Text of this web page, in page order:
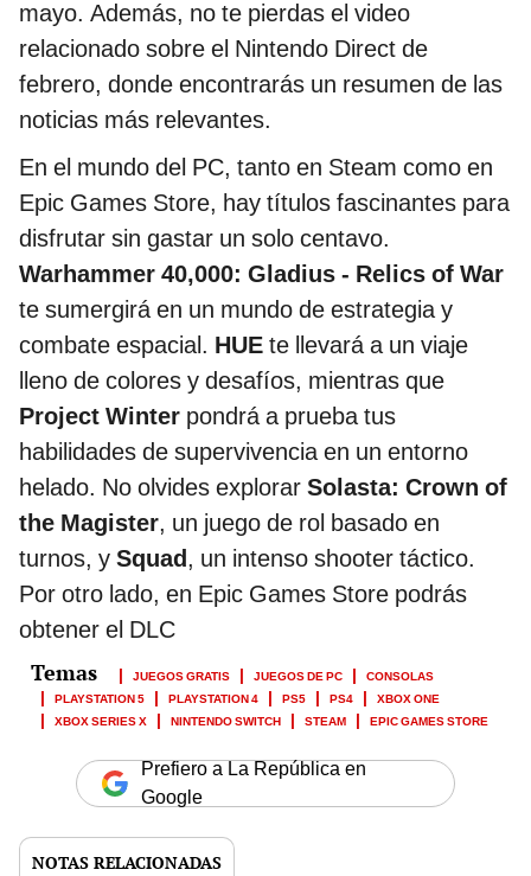
mayo. Además, no te pierdas el video
relacionado sobre el Nintendo Direct de
febrero, donde encontrarás un resumen de las
noticias más relevantes.
En el mundo del PC, tanto en Steam como en
Epic Games Store, hay títulos fascinantes para
disfrutar sin gastar un solo centavo.
Warhammer 40,000: Gladius - Relics of War
te sumergirá en un mundo de estrategia y
combate espacial. HUE te llevará a un viaje
lleno de colores y desafíos, mientras que
Project Winter pondrá a prueba tus
habilidades de supervivencia en un entorno
helado. No olvides explorar Solasta: Crown of
the Magister, un juego de rol basado en
turnos, y Squad, un intenso shooter táctico.
Por otro lado, en Epic Games Store podrás
obtener el DLC
JUEGOS GRATIS JUEGOS DE PC
CONSOLAS
PLAYSTATION 5
PLAYSTATION 4 PS5 PS4
XBOX ONE
XBOX SERIES X
NINTENDO SWITCH STEAM EPIC GAMES STORE
Prefiero a La República en
Google
NOTAS RELACIONADAS